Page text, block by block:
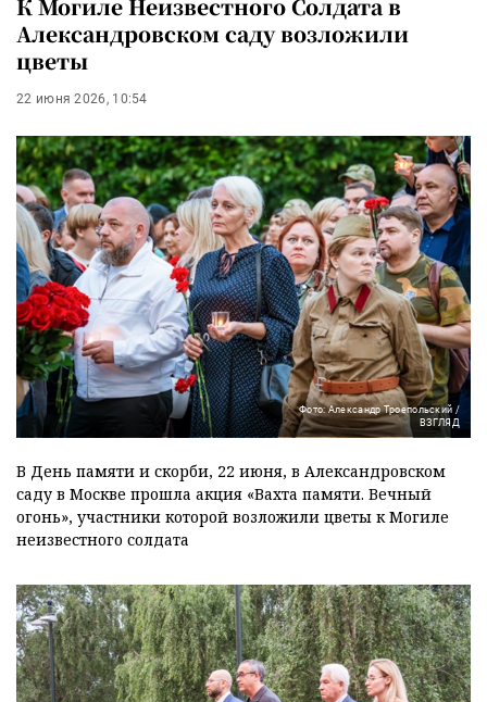
К Могиле Неизвестного Солдата в
Александровском саду возложили
цветы
22 июня 2026, 10:54
Фото: Александр Троепольский /
ВЗГЛЯД
В День памяти и скорби, 22 июня, в Александровском
саду в Москве прошла акция «Вахта памяти. Вечный
огонь», участники которой возложили цветы к Могиле
неизвестного солдата